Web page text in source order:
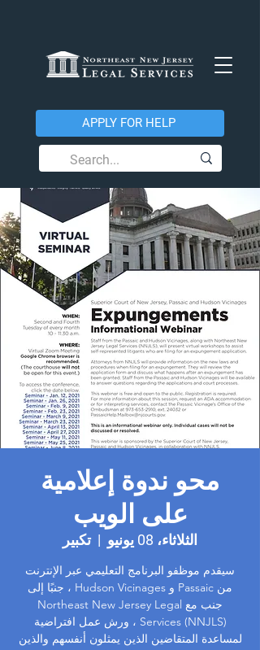
APPLY FOR HELP
محو ندوة إعلامية
على الويب
الثلاثاء، 08 يونيو
  |
تكبير
سيقدم موظفو البرنامج التعليمي عبر الإنترنت
من Passaic و Hudson Vicinages ، جنبًا إلى
جنب مع Northeast New Jersey Legal
Services (NNJLS) ، ورش عمل افتراضية
لمساعدة المتقاضين الذين يمثلون أنفسهم والذين